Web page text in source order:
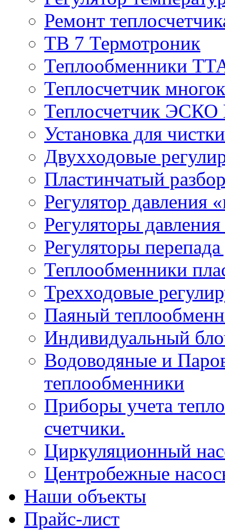
Ремонт
ТВ 7 Термотроник
Теплообменники
Теплосчетчик
Теплосчетчик ЭСКО
Установка для
Двухходовые
Пластинчатый
Регулятор давления
Регуляторы
Регуляторы
Теплообменники
Трехходовые
Паяный
Индивидуальный
Водоводяные и
теплообменники
Приборы учета
счетчики.
Циркуляционный
Центробежные
Наши объекты
Прайс-лист